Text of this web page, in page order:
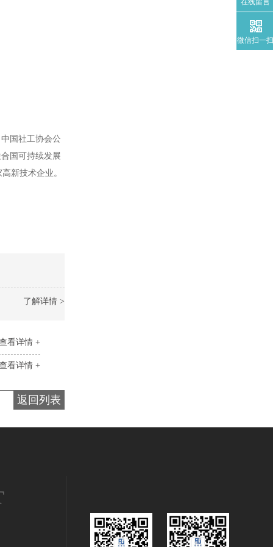
国社工协会公
国可持续发展
新技术企业。
了解详情 >
看详情 +
看详情 +
返回列表
在线留言
微信扫一扫